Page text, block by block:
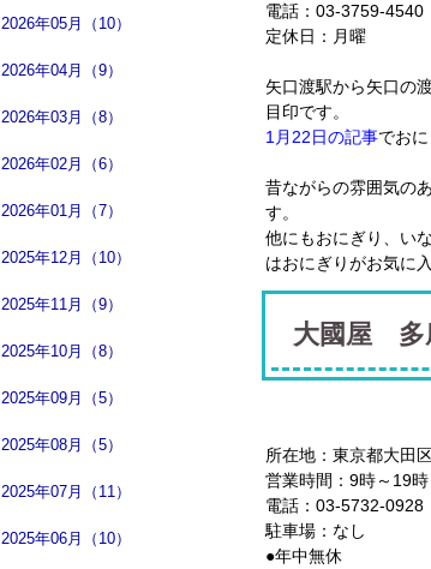
2026年05月（10）
2026年04月（9）
2026年03月（8）
2026年02月（6）
2026年01月（7）
2025年12月（10）
2025年11月（9）
2025年10月（8）
2025年09月（5）
2025年08月（5）
2025年07月（11）
2025年06月（10）
電話：03-3759-4540
定休日：月曜
矢口渡駅から矢口の
目印です。
1月22日の記事でお
昔ながらの雰囲気の
す。
他にもおにぎり、い
はおにぎりがお気に
大國屋 多
所在地：東京都大田
営業時間：9時～19時
電話：03-5732-0928
駐車場：なし
●年中無休